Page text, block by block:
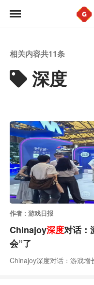
相关内容共11条
深度
作者 : 游戏日报
Chinajoy深度对话：
会”了
Chinajoy深度对话：游戏增